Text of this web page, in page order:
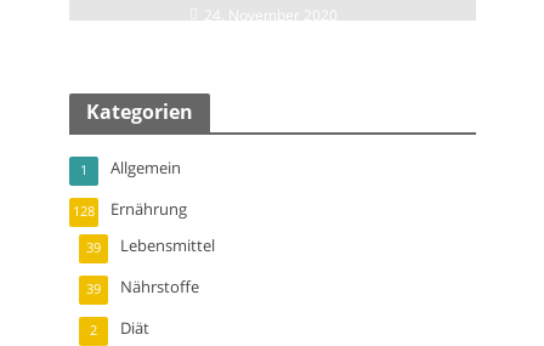
24. November 2020
Kategorien
Allgemein
1
Ernährung
128
Lebensmittel
39
Nährstoffe
39
Diät
2